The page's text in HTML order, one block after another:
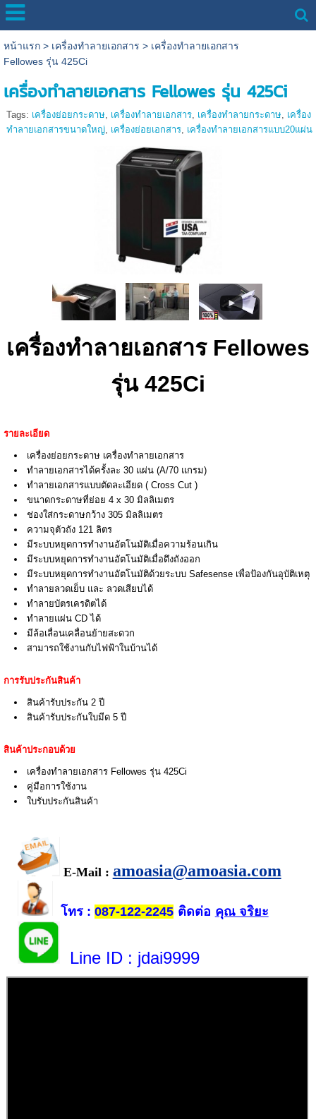
หน้าแรก> เครื่องทำลายเอกสาร > เครื่องทำลายเอกสาร
Fellowes รุ่น 425Ci
เครื่องทำลายเอกสาร Fellowes รุ่น 425Ci
Tags: เครื่องย่อยกระดาษ, เครื่องทำลายเอกสาร, เครื่องทำลายกระดาษ, เครื่อง
ทำลายเอกสารขนาดใหญ่, เครื่องย่อยเอกสาร, เครื่องทำลายเอกสารแบบ20แผ่น
เครื่องทำลายเอกสาร Fellowes
รุ่น 425Ci
รายละเอียด
เครื่องย่อยกระดาษ เครื่องทำลายเอกสาร
ทำลายเอกสารได้ครั้งละ 30 แผ่น (A/70 แกรม)
ทำลายเอกสารแบบตัดละเอียด ( Cross Cut )
ขนาดกระดาษที่ย่อย 4 x 30 มิลลิเมตร
ช่องใส่กระดาษกว้าง 305 มิลลิเมตร
ความจุตัวถัง 121 ลิตร
มีระบบหยุดการทำงานอัตโนมัติเมื่อความร้อนเกิน
มีระบบหยุดการทำงานอัตโนมัติเมื่อดึงถังออก
มีระบบหยุดการทำงานอัตโนมัติด้วยระบบ Safesense เพื่อป้องกันอุบัติเหตุ
ทำลายลวดเย็บ และ ลวดเสียบได้
ทำลายบัตรเครดิตได้
ทำลายแผ่น CD ได้
มีล้อเลื่อนเคลื่อนย้ายสะดวก
สามารถใช้งานกับไฟฟ้าในบ้านได้
การรับประกันสินค้า
สินค้ารับประกัน 2 ปี
สินค้ารับประกันใบมีด 5 ปี
สินค้าประกอบด้วย
เครื่องทำลายเอกสาร Fellowes รุ่น 425Ci
คู่มือการใช้งาน
ใบรับประกันสินค้า
E-Mail : amoasia@amoasia.com
โทร: 087-122-2245ติดต่อ คุณ จริยะ
Line ID : jdai9999